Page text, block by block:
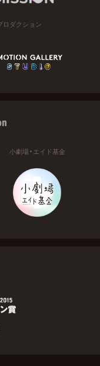
ロダクション
小劇場・エイド基金